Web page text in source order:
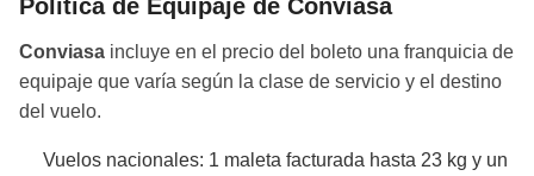
Política de Equipaje de Conviasa
Conviasa incluye en el precio del boleto una franquicia de
equipaje que varía según la clase de servicio y el destino
del vuelo.
Vuelos nacionales: 1 maleta facturada hasta 23 kg y un